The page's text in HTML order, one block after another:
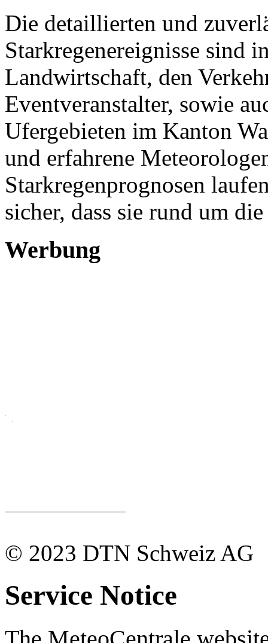
Die detaillierten und
Starkregenereignisse sind
Landwirtschaft, den
Eventveranstalter, sowie
Ufergebieten im Kanton
und erfahrene
Starkregenprognosen
sicher, dass sie rund um
Werbung
© 2023 DTN Schweiz AG
Service Notice